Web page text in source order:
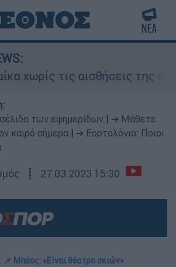
τις αισθήσεις της σε
των εφημερίδων
➔ Μάθετε
καιρό σήμερα
➔ Εορτολόγιο: Ποιοι
┋ 27.03.2023 15:30
📌 Μπέος: «Είναι θέατρο σκιών»